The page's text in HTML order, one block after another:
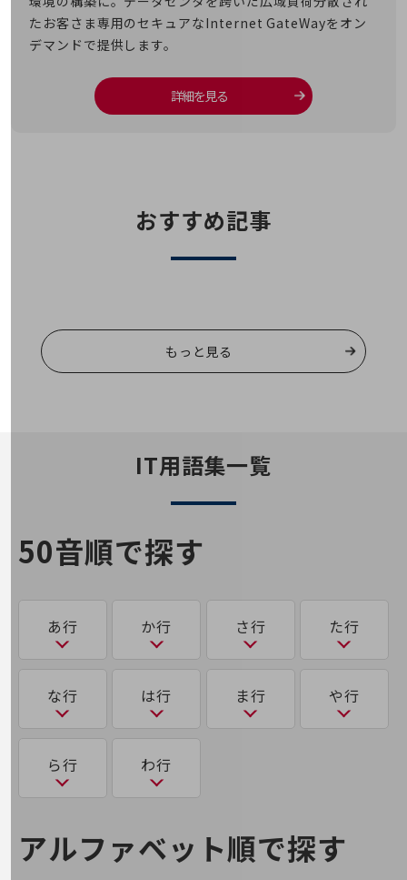
解決するヒントをお届けする記事サイト
新着記事
トレンド記事特集
中堅中小企業向け
お悩みから見つけるTOP
リモート・ハイブリッドワーク
業界から見つけるTOP
運輸業
地域産業
その他の業界はこちら
ビジネスお悩み診断
NTTドコモビジネス
オンラインショップ
モバイル・ICTサービスをオンラインで
相談・申し込みができるバーチャルショップ
サービス・商品を探す
新規会員登録/ログインはこちら
たお客さま専用のセキュアなInternet GateWayをオン
デマンドで提供します。
詳細を見る
おすすめ記事
もっと見る
IT用語集一覧
50音順で探す
あ行
あ
アクティビティ・ベースド・ワーキング（ABW）
アグリゲートコンピューティング
か行
か
可用性
き
強化学習
さ行
さ
サース（SaaS）
サイバーハイジーン
た行
た
多要素認証
大規模言語モデル（LLM）
な行
な
に
は行
は
パケット
ま行
ま
め
や行
ゆ
ら行 わ行
アルファベット順で探す